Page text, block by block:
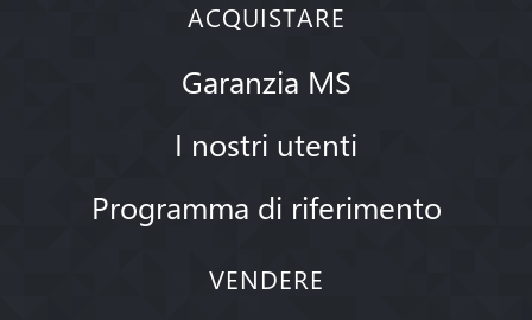
ACQUISTARE
Garanzia MS
I nostri utenti
Programma di riferimento
VENDERE